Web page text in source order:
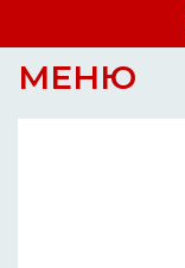
МЕНЮ